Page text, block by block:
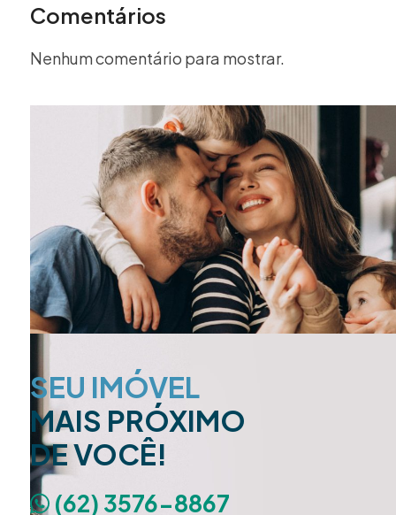
Comentários
Nenhum comentário para mostrar.
SEU IMÓVEL
MAIS PRÓXIMO
DE VOCÊ!
(62) 3576-8867